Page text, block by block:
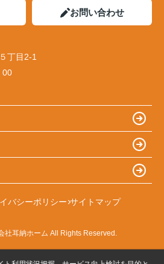
お問い合わせ
丁目2-1
00
バシーポリシー サイトマップ
社耳納ホーム All Rights Reserved.